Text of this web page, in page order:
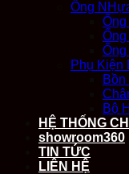
Ống
Phụ Kiện
Bộ
HỆ THỐNG
showroom360
TIN TỨC
LIÊN HỆ